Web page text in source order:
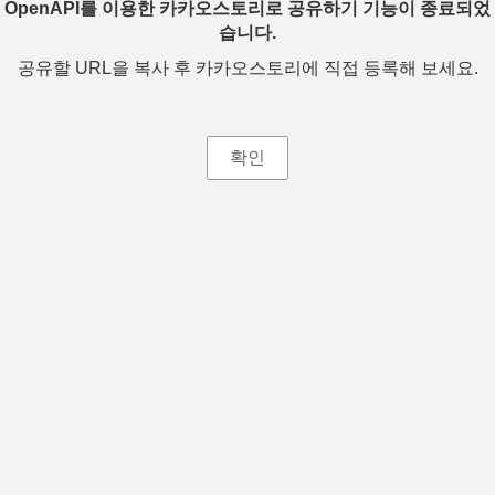
OpenAPI를 이용한 카카오스토리로 공유하기 기능이 종료되었
습니다.
공유할 URL을 복사 후 카카오스토리에 직접 등록해 보세요.
확인